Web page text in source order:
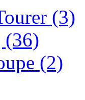
(3)
(36)
(2)